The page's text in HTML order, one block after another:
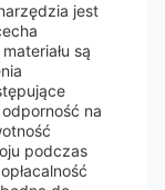
jest
są
na
podczas